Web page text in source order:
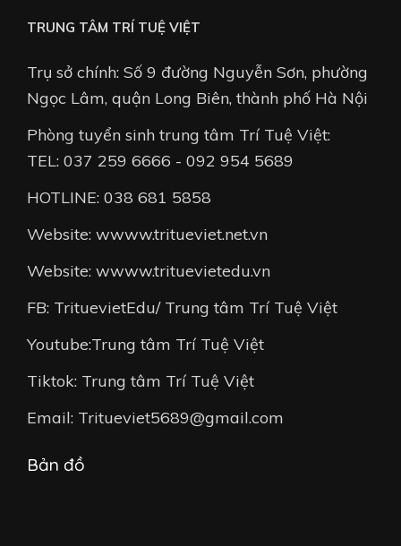
TRUNG TÂM TRÍ TUỆ VIỆT
Trụ sở chính: Số 9 đường Nguyễn Sơn, phường
Ngọc Lâm, quận Long Biên, thành phố Hà Nội
Phòng tuyển sinh trung tâm Trí Tuệ Việt:
TEL: 037 259 6666 - 092 954 5689
HOTLINE: 038 681 5858
Website: wwww.tritueviet.net.vn
Website: wwww.trituevietedu.vn
FB: TrituevietEdu/ Trung tâm Trí Tuệ Việt
Youtube:Trung tâm Trí Tuệ Việt
Tiktok: Trung tâm Trí Tuệ Việt
Email: Tritueviet5689@gmail.com
Bản đồ